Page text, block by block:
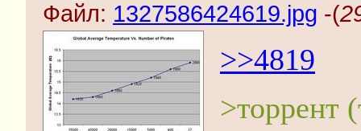
Файл: 1327586424619.jpg -(
>>4819
>торрент